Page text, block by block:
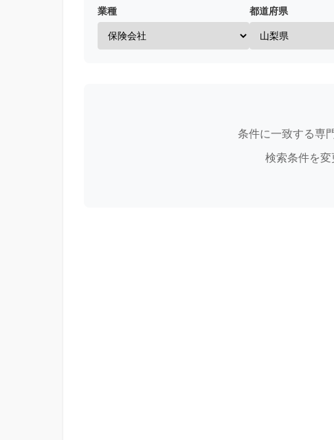
業種 都道府県
条件に一致する専
検索条件を変